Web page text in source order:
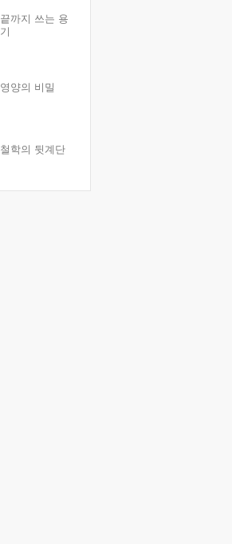
끝까지 쓰는 용
기
영양의 비밀
철학의 뒷계단